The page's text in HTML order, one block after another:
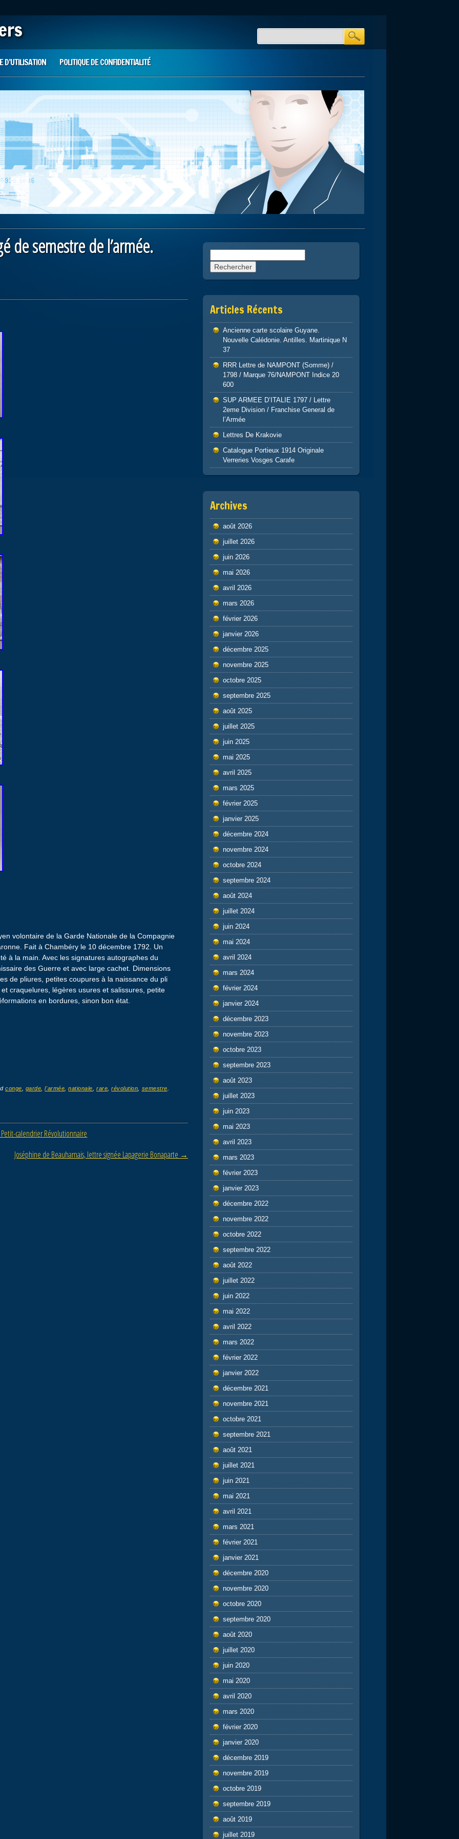
D’UTILISATION POLITIQUE DE CONFIDENTIALITÉ
de semestre de l’armée.
volontaire de la Garde Nationale de la Compagnie
Fait à Chambéry le 10 décembre 1792. Un
à la main. Avec les signatures autographes du
des Guerre et avec large cachet. Dimensions
de pliures, petites coupures à la naissance du pli
craquelures, légères usures et salissures, petite
en bordures, sinon bon état.
conge garde ,l'armée ,nationale ,rare ,révolution semestre
calendrier Révolutionnaire
Joséphine de Beauharnais, lettre signée Lapagerie Bonaparte →
Articles Récents
Ancienne carte scolaire Guyane.
Nouvelle Calédonie. Antilles. Martinique N
37
RRR Lettre de NAMPONT (Somme) /
1798 / Marque 76/NAMPONT Indice 20
600
SUP ARMEE D’ITALIE 1797 / Lettre
2eme Division / Franchise General de
l’Armée
Lettres De Krakovie
Catalogue Portieux 1914 Originale
Verreries Vosges Carafe
Archives
août 2026
juillet 2026
juin 2026
mai 2026
avril 2026
mars 2026
février 2026
janvier 2026
décembre 2025
novembre 2025
octobre 2025
septembre 2025
août 2025
juillet 2025
juin 2025
mai 2025
avril 2025
mars 2025
février 2025
janvier 2025
décembre 2024
novembre 2024
octobre 2024
septembre 2024
août 2024
juillet 2024
juin 2024
mai 2024
avril 2024
mars 2024
février 2024
janvier 2024
décembre 2023
novembre 2023
octobre 2023
septembre 2023
août 2023
juillet 2023
juin 2023
mai 2023
avril 2023
mars 2023
février 2023
janvier 2023
décembre 2022
novembre 2022
octobre 2022
septembre 2022
août 2022
juillet 2022
juin 2022
mai 2022
avril 2022
mars 2022
février 2022
janvier 2022
décembre 2021
novembre 2021
octobre 2021
septembre 2021
août 2021
juillet 2021
juin 2021
mai 2021
avril 2021
mars 2021
février 2021
janvier 2021
décembre 2020
novembre 2020
octobre 2020
septembre 2020
août 2020
juillet 2020
juin 2020
mai 2020
avril 2020
mars 2020
février 2020
janvier 2020
décembre 2019
novembre 2019
octobre 2019
septembre 2019
août 2019
juillet 2019